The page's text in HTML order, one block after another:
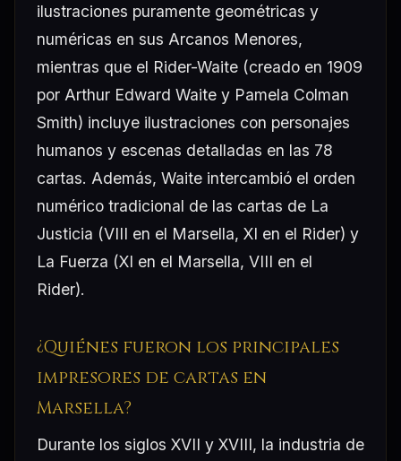
ilustraciones puramente geométricas y
numéricas en sus Arcanos Menores,
mientras que el Rider-Waite (creado en 1909
por Arthur Edward Waite y Pamela Colman
Smith) incluye ilustraciones con personajes
humanos y escenas detalladas en las 78
cartas. Además, Waite intercambió el orden
numérico tradicional de las cartas de La
Justicia (VIII en el Marsella, XI en el Rider) y
La Fuerza (XI en el Marsella, VIII en el
Rider).
¿Quiénes fueron los principales
impresores de cartas en
Marsella?
Durante los siglos XVII y XVIII, la industria de